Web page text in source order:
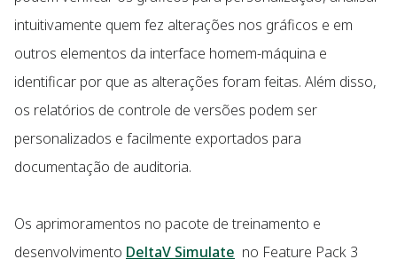
intuitivamente quem fez alterações nos gráficos e em
outros elementos da interface homem-máquina e
identificar por que as alterações foram feitas. Além disso,
os relatórios de controle de versões podem ser
personalizados e facilmente exportados para
documentação de auditoria.
Os aprimoramentos no pacote de treinamento e
desenvolvimento DeltaV Simulate no Feature Pack 3